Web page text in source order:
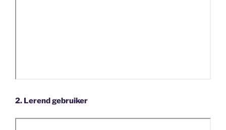
2. Lerend gebruiker